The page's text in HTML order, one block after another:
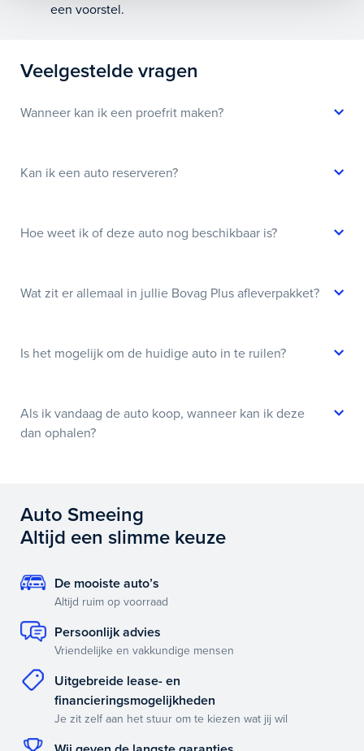
een voorstel.
Veelgestelde vragen
Wanneer kan ik een proefrit maken?
Kan ik een auto reserveren?
Hoe weet ik of deze auto nog beschikbaar is?
Wat zit er allemaal in jullie Bovag Plus afleverpakket?
Is het mogelijk om de huidige auto in te ruilen?
Als ik vandaag de auto koop, wanneer kan ik deze
dan ophalen?
Auto Smeeing
Altijd een slimme keuze
De mooiste auto’s
Altijd ruim op voorraad
Persoonlijk advies
Vriendelijke en vakkundige mensen
Uitgebreide lease- en
financieringsmogelijkheden
Je zit zelf aan het stuur om te kiezen wat jij wil